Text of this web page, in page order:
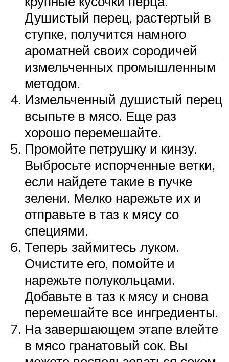
Душистый перец, растертый в
ступке, получится намного
ароматней своих сородичей
измельченных промышленным
методом.
Измельченный душистый перец
всыпьте в мясо. Еще раз
хорошо перемешайте.
Промойте петрушку и кинзу.
Выбросьте испорченные ветки,
если найдете такие в пучке
зелени. Мелко нарежьте их и
отправьте в таз к мясу со
специями.
Теперь займитесь луком.
Очистите его, помойте и
нарежьте полукольцами.
Добавьте в таз к мясу и снова
перемешайте все ингредиенты.
На завершающем этапе влейте
в мясо гранатовый сок. Вы